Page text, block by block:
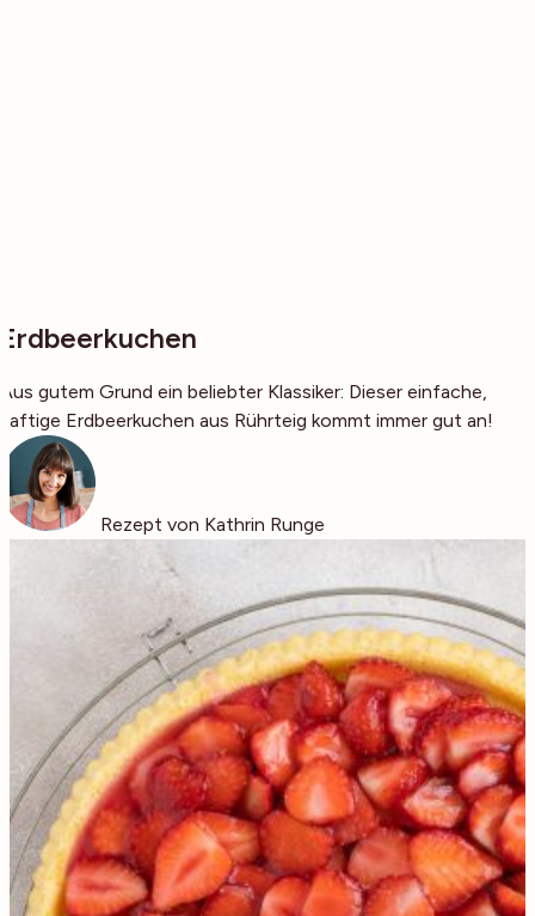
Erdbeerkuchen
Aus gutem Grund ein beliebter Klassiker: Dieser einfache,
saftige Erdbeerkuchen aus Rührteig kommt immer gut an!
Rezept von Kathrin Runge